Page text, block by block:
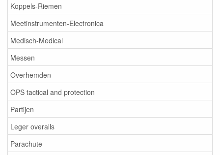
Koppels-Riemen
Meetinstrumenten-Electronica
Medisch-Medical
Messen
Overhemden
OPS tactical and protection
Partijen
Leger overalls
Parachute